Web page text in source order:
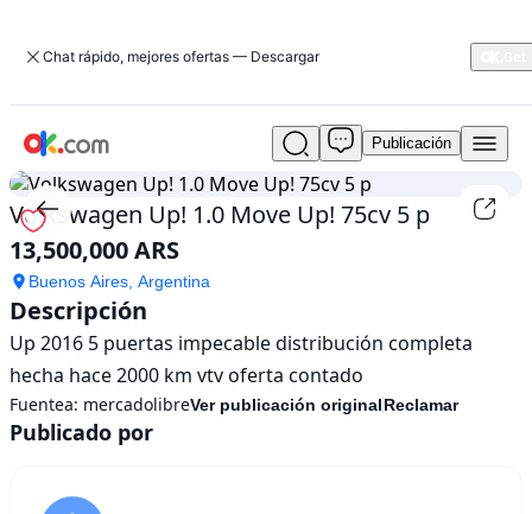
Chat rápido, mejores ofertas — Descargar
Usado
Volkswagen
Up!
1.0
Move
Up!
5
p
En
13,500,000
ARS
Publicación
Volkswagen Up! 1.0 Move Up! 75cv 5 p
13,500,000 ARS
Buenos Aires, Argentina
Descripción
Up 2016 5 puertas impecable distribución completa
hecha hace 2000 km vtv oferta contado
Fuentea: mercadolibreVer publicación originalReclamar
Publicado por